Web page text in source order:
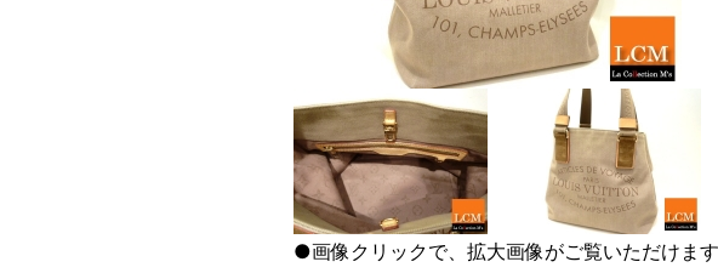
●画像クリックで、拡大画像がご覧いただけます